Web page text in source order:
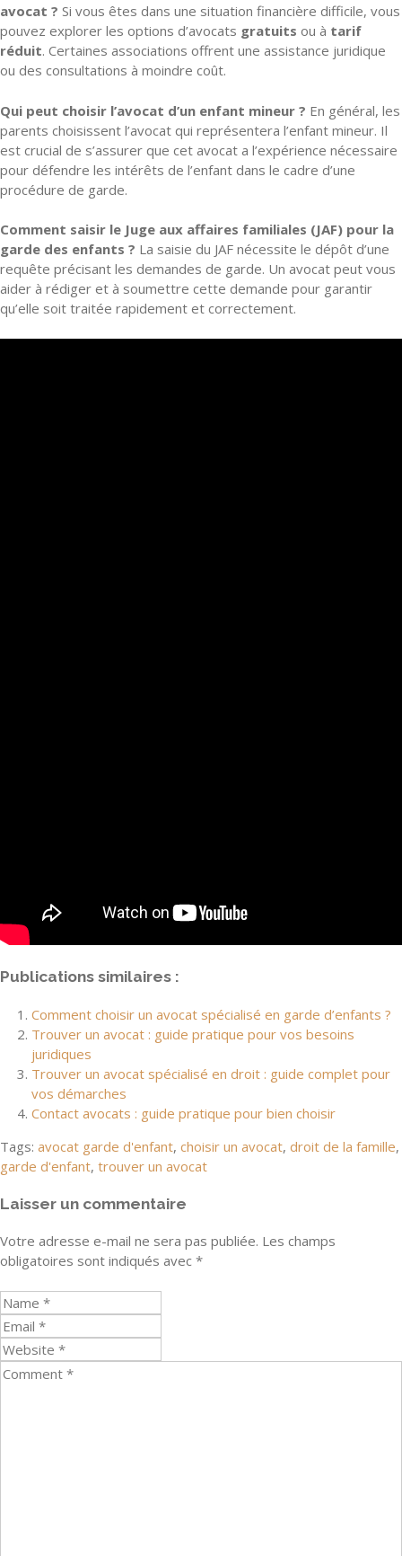
avocat ? Si vous êtes dans une situation financière difficile, vous
pouvez explorer les options d’avocats gratuits ou à tarif
réduit. Certaines associations offrent une assistance juridique
ou des consultations à moindre coût.
Qui peut choisir l’avocat d’un enfant mineur ? En général, les
parents choisissent l’avocat qui représentera l’enfant mineur. Il
est crucial de s’assurer que cet avocat a l’expérience nécessaire
pour défendre les intérêts de l’enfant dans le cadre d’une
procédure de garde.
Comment saisir le Juge aux affaires familiales (JAF) pour la
garde des enfants ? La saisie du JAF nécessite le dépôt d’une
requête précisant les demandes de garde. Un avocat peut vous
aider à rédiger et à soumettre cette demande pour garantir
qu’elle soit traitée rapidement et correctement.
Publications similaires :
Comment choisir un avocat spécialisé en garde d’enfants ?
Trouver un avocat : guide pratique pour vos besoins
juridiques
Trouver un avocat spécialisé en droit : guide complet pour
vos démarches
Contact avocats : guide pratique pour bien choisir
Tags: avocat garde d'enfant, choisir un avocat, droit de la famille,
garde d'enfant, trouver un avocat
Laisser un commentaire
Votre adresse e-mail ne sera pas publiée. Les champs
obligatoires sont indiqués avec *